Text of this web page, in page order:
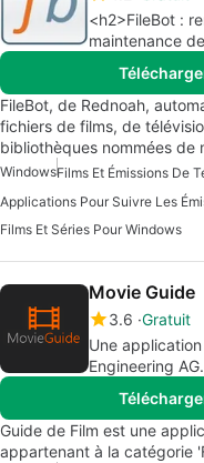
<h2>FileBot :
maintenance
FileBot, de Rednoah,
fichiers de films, de
bibliothèques nommées de
Windows
Films Et Séries Pour Windows
Movie Guide
3.6 Gratuit
Une
Engineering AG.
Guide de Film est une
appartenant à la catégorie